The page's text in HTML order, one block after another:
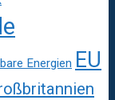
Energien EU